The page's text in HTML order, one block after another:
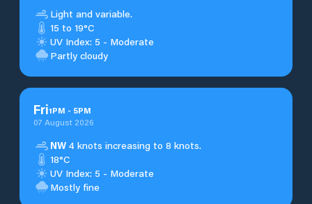
Light and variable.
15 to 19°C
UV Index: 5 - Moderate
Partly cloudy
Fri1PM - 5PM
07 August 2026
NW 4 knots increasing to 8 knots.
18°C
UV Index: 5 - Moderate
Mostly fine